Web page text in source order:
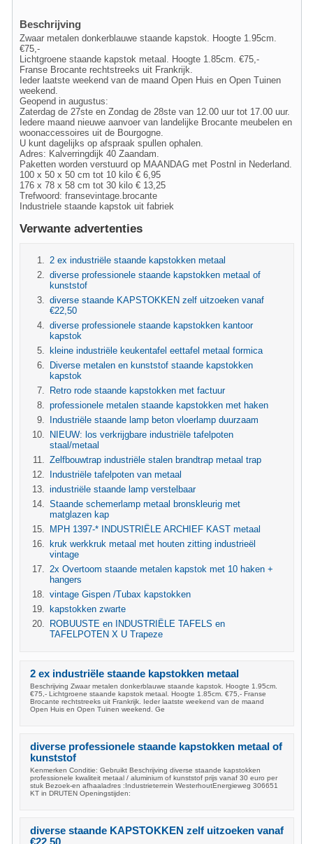
Beschrijving
Zwaar metalen donkerblauwe staande kapstok. Hoogte 1.95cm.
€75,-
Lichtgroene staande kapstok metaal. Hoogte 1.85cm. €75,-
Franse Brocante rechtstreeks uit Frankrijk.
Ieder laatste weekend van de maand Open Huis en Open Tuinen
weekend.
Geopend in augustus:
Zaterdag de 27ste en Zondag de 28ste van 12.00 uur tot 17.00 uur.
Iedere maand nieuwe aanvoer van landelijke Brocante meubelen en
woonaccessoires uit de Bourgogne.
U kunt dagelijks op afspraak spullen ophalen.
Adres: Kalverringdijk 40 Zaandam.
Paketten worden verstuurd op MAANDAG met Postnl in Nederland.
100 x 50 x 50 cm tot 10 kilo € 6,95
176 x 78 x 58 cm tot 30 kilo € 13,25
Trefwoord: fransevintage.brocante
Industriele staande kapstok uit fabriek
Verwante advertenties
2 ex industriële staande kapstokken metaal
diverse professionele staande kapstokken metaal of
kunststof
diverse staande KAPSTOKKEN zelf uitzoeken vanaf
€22,50
diverse professionele staande kapstokken kantoor
kapstok
kleine industriële keukentafel eettafel metaal formica
Diverse metalen en kunststof staande kapstokken
kapstok
Retro rode staande kapstokken met factuur
professionele metalen staande kapstokken met haken
Industriële staande lamp beton vloerlamp duurzaam
NIEUW: los verkrijgbare industriële tafelpoten
staal/metaal
Zelfbouwtrap industriële stalen brandtrap metaal trap
Industriële tafelpoten van metaal
industriële staande lamp verstelbaar
Staande schemerlamp metaal bronskleurig met
matglazen kap
MPH 1397-* INDUSTRIËLE ARCHIEF KAST metaal
kruk werkkruk metaal met houten zitting industrieël
vintage
2x Overtoom staande metalen kapstok met 10 haken +
hangers
vintage Gispen /Tubax kapstokken
kapstokken zwarte
ROBUUSTE en INDUSTRIËLE TAFELS en
TAFELPOTEN X U Trapeze
2 ex industriële staande kapstokken metaal
Beschrijving Zwaar metalen donkerblauwe staande kapstok. Hoogte 1.95cm.
€75,- Lichtgroene staande kapstok metaal. Hoogte 1.85cm. €75,- Franse
Brocante rechtstreeks uit Frankrijk. Ieder laatste weekend van de maand
Open Huis en Open Tuinen weekend. Ge
diverse professionele staande kapstokken metaal of
kunststof
Kenmerken Conditie: Gebruikt Beschrijving diverse staande kapstokken
professionele kwaliteit metaal / aluminium of kunststof prijs vanaf 30 euro per
stuk Bezoek-en afhaaladres :Industrieterrein WesterhoutEnergieweg 306651
KT in DRUTEN Openingstijden:
diverse staande KAPSTOKKEN zelf uitzoeken vanaf